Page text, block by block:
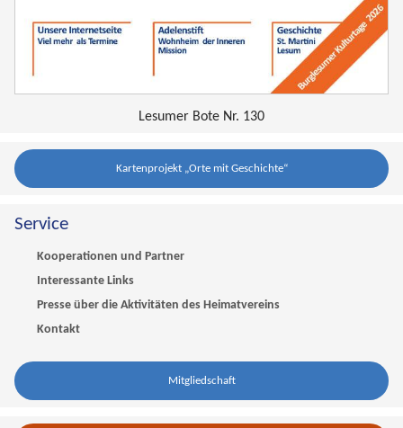
Lesumer Bote Nr. 130
Kartenprojekt „Orte mit Geschichte“
Service
Kooperationen und Partner
Interessante Links
Presse über die Aktivitäten des Heimatvereins
Kontakt
Mitgliedschaft